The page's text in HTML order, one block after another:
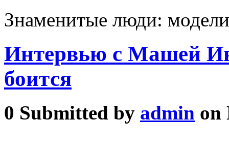
Знаменитые люди:
Интервью с Машей
боится
0 Submitted by admin on